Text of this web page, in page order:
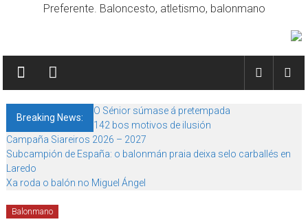
Preferente. Baloncesto, atletismo, balonmano
Breaking News:
O Sénior súmase á pretempada
142 bos motivos de ilusión
Campaña Siareiros 2026 – 2027
Subcampión de España: o balonmán praia deixa selo carballés en
Laredo
Xa roda o balón no Miguel Ángel
Balonmano